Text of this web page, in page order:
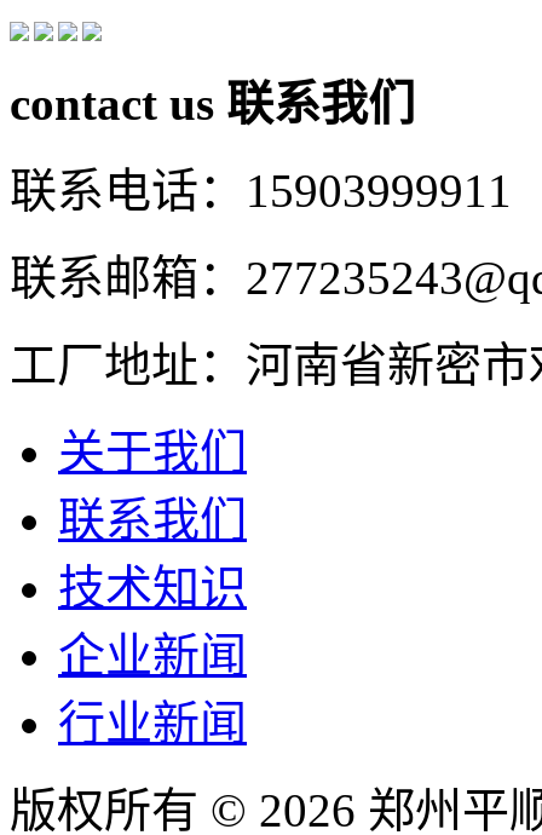
contact us 联系我们
联系电话：15903999911
联系邮箱：
工厂地址：河南省新密
关于我们
联系我们
技术知识
企业新闻
行业新闻
版权所有 © 2026 郑州平